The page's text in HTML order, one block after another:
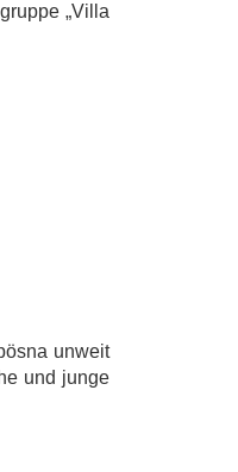
„Villa
unweit
und junge